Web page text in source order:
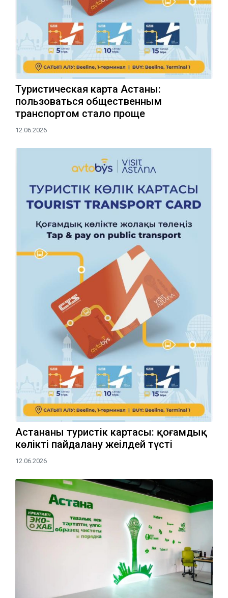
Туристическая карта Астаны:
пользоваться общественным
транспортом стало проще
12.06.2026
Астананың туристік картасы: қоғамдық
көлікті пайдалану жеңілдей түсті
12.06.2026